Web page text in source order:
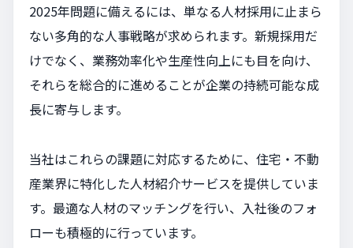
2025年問題に備えるには、単なる人材採用に止まら
ない多角的な人事戦略が求められます。新規採用だ
けでなく、業務効率化や生産性向上にも目を向け、
それらを総合的に進めることが企業の持続可能な成
長に寄与します。
当社はこれらの課題に対応するために、住宅・不動
産業界に特化した人材紹介サービスを提供していま
す。最適な人材のマッチングを行い、入社後のフォ
ローも積極的に行っています。